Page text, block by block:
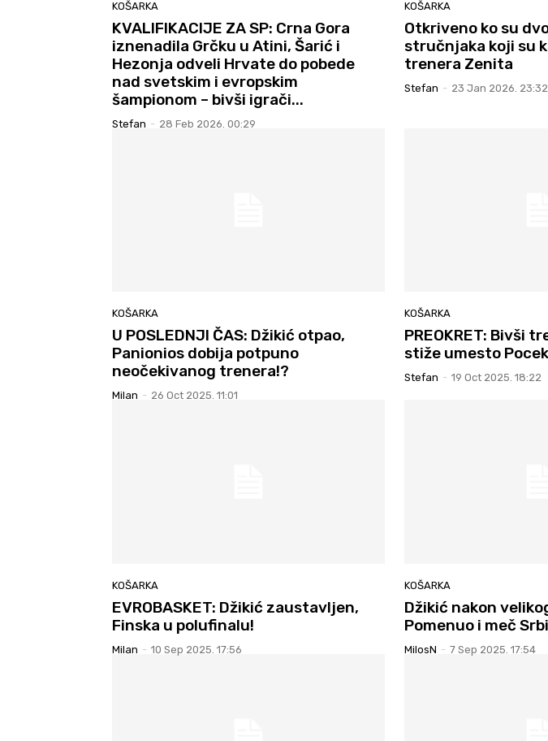
KOŠARKA
KVALIFIKACIJE ZA SP: Crna Gora
iznenadila Grčku u Atini, Šarić i
Hezonja odveli Hrvate do pobede
nad svetskim i evropskim
šampionom – bivši igrači...
Stefan - 28 Feb 2026. 00:29
KOŠARKA
Otkriveno ko su
stručnjaka koji su
trenera Zenita
Stefan - 23 Jan 2026. 23:32
KOŠARKA
U POSLEDNJI ČAS: Džikić otpao,
Panionios dobija potpuno
neočekivanog trenera!?
Milan - 26 Oct 2025. 11:01
KOŠARKA
PREOKRET: Bivši
stiže umesto
Stefan - 19 Oct 2025. 18:22
KOŠARKA
EVROBASKET: Džikić zaustavljen,
Finska u polufinalu!
Milan - 10 Sep 2025. 17:56
KOŠARKA
Džikić nakon
Pomenuo i meč
MilosN - 7 Sep 2025. 17:54